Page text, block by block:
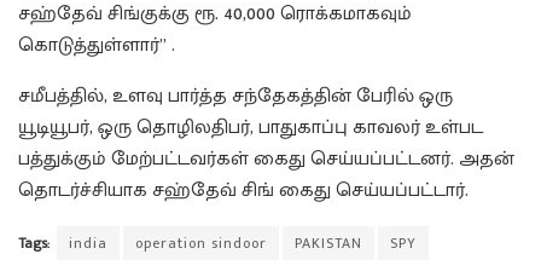
சஹ்தேவ் சிங்குக்கு ரூ. 40,000 ரொக்கமாகவும்
கொடுத்துள்ளார்” .
சமீபத்தில், உளவு பார்த்த சந்தேகத்தின் பேரில் ஒரு
யூடியூபர், ஒரு தொழிலதிபர், பாதுகாப்பு காவலர் உள்பட
பத்துக்கும் மேற்பட்டவர்கள் கைது செய்யப்பட்டனர். அதன்
தொடர்ச்சியாக சஹ்தேவ் சிங் கைது செய்யப்பட்டார்.
Tags: india operation sindoor PAKISTAN SPY